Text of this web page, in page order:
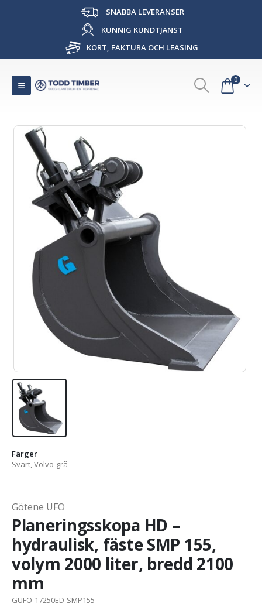
SNABBA LEVERANSER
KUNNIG KUNDTJÄNST
KORT, FAKTURA OCH LEASING
0
Färger
Svart, Volvo-grå
Götene UFO
Planeringsskopa HD –
hydraulisk, fäste SMP 155,
volym 2000 liter, bredd 2100
mm
GUFO-17250ED-SMP155